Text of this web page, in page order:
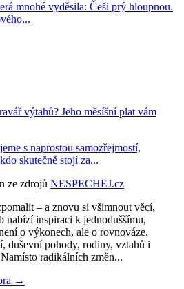
mnohé vyděsila: Češi prý hloupnou.
výtahů? Jeho měsíšní plat vám
s naprostou samozřejmostí,
skutečně stojí za...
ze zdrojů NESPECHEJ.cz
– a znovu si všimnout věcí,
nabízí inspiraci k jednoduššímu,
o výkonech, ale o rovnováze.
duševní pohody, rodiny, vztahů i
radikálních změn...
→